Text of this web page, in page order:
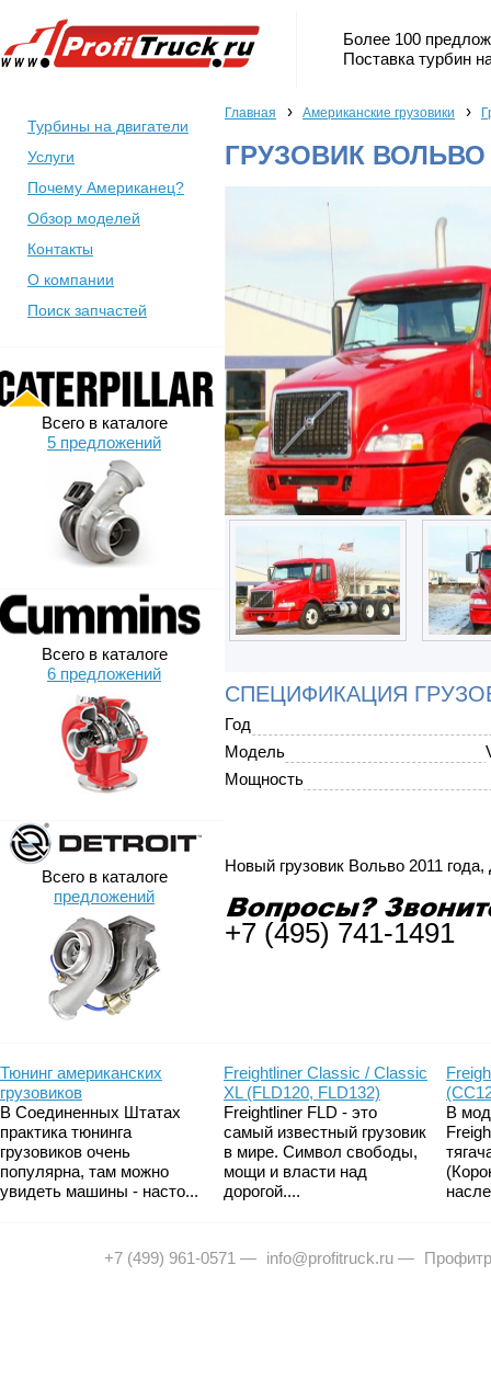
Более 100
Поставка турбин
Турбины на двигатели
Услуги
Почему Американец?
Обзор моделей
Контакты
О компании
Поиск запчастей
Всего в каталоге
5 предложений
Всего в каталоге
6 предложений
Всего в каталоге
предложений
Главная › Американские грузовики ›
ГРУЗОВИК ВОЛЬВО
СПЕЦИФИКАЦИЯ
Год
Модель
Мощность
Новый грузовик Вольво 2011
+7 (495) 741-1491
Тюнинг американских
грузовиков
В Соединенных Штатах
практика тюнинга
грузовиков очень
популярна, там можно
увидеть машины - насто...
Freightliner Classic / Classic
XL (FLD120, FLD132)
Freightliner FLD - это
самый известный грузовик
в мире. Символ свободы,
мощи и власти над
дорогой....
В
+7 (499) 961-0571 — info@profitruck.ru —